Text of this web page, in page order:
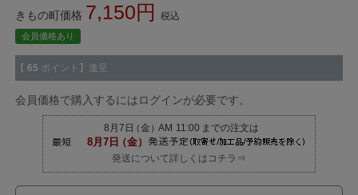
きもの町価格 7,150 税込
会員価格あり
【 65 ポイント】進呈
会員価格で購入するにはログインが必要です。
発送について詳しくはコチラ⇒